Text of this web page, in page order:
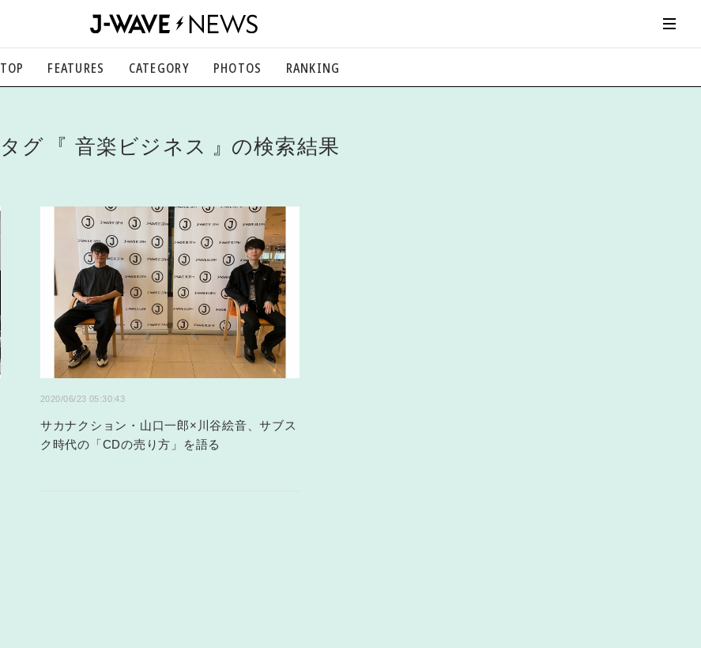
TOP FEATURES CATEGORY
映画、芸能、舞台、スポーツなど
ライフスタイル
食、健康、美容…暮らし豊かに
社会
国内、海外の気になるトピック
PHOTOS RANKING
タグ 音楽ビジネス の検索結果
2020/06/23 05:30:43
サカナクション・山口一郎×川谷絵音、サブス
ク時代の「CDの売り方」を語る